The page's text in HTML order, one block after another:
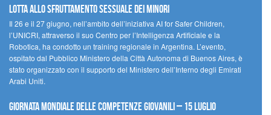
lotta allo sfruttamento sessuale dei minori
Il 26 e il 27 giugno, nell’ambito dell’iniziativa AI for Safer Children,
l’UNICRI, attraverso il suo Centro per l’Intelligenza Artificiale e la
Robotica, ha condotto un training regionale in Argentina. L’evento,
ospitato dal Pubblico Ministero della Città Autonoma di Buenos Aires, è
stato organizzato con il supporto del Ministero dell’Interno degli Emirati
Arabi Uniti.
Giornata Mondiale delle Competenze Giovanili – 15 luglio